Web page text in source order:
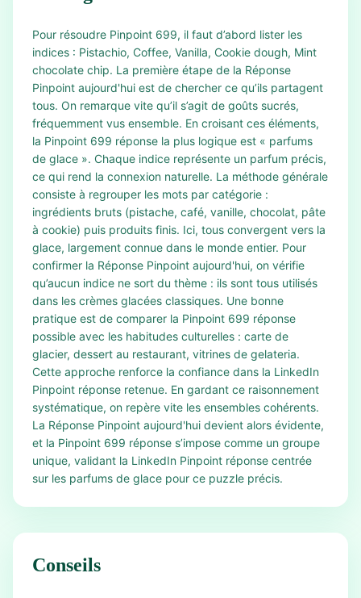
Pour résoudre Pinpoint 699, il faut d’abord lister les
indices : Pistachio, Coffee, Vanilla, Cookie dough, Mint
chocolate chip. La première étape de la Réponse
Pinpoint aujourd'hui est de chercher ce qu’ils partagent
tous. On remarque vite qu’il s’agit de goûts sucrés,
fréquemment vus ensemble. En croisant ces éléments,
la Pinpoint 699 réponse la plus logique est « parfums
de glace ». Chaque indice représente un parfum précis,
ce qui rend la connexion naturelle. La méthode générale
consiste à regrouper les mots par catégorie :
ingrédients bruts (pistache, café, vanille, chocolat, pâte
à cookie) puis produits finis. Ici, tous convergent vers la
glace, largement connue dans le monde entier. Pour
confirmer la Réponse Pinpoint aujourd'hui, on vérifie
qu’aucun indice ne sort du thème : ils sont tous utilisés
dans les crèmes glacées classiques. Une bonne
pratique est de comparer la Pinpoint 699 réponse
possible avec les habitudes culturelles : carte de
glacier, dessert au restaurant, vitrines de gelateria.
Cette approche renforce la confiance dans la LinkedIn
Pinpoint réponse retenue. En gardant ce raisonnement
systématique, on repère vite les ensembles cohérents.
La Réponse Pinpoint aujourd'hui devient alors évidente,
et la Pinpoint 699 réponse s’impose comme un groupe
unique, validant la LinkedIn Pinpoint réponse centrée
sur les parfums de glace pour ce puzzle précis.
Conseils